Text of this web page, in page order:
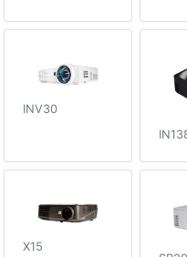
INV30
X15